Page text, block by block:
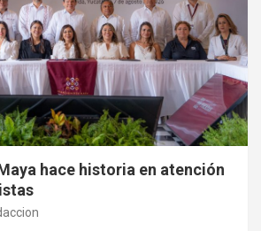
hace historia en atención